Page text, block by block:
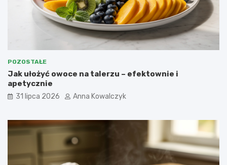
POZOSTAŁE
Jak ułożyć owoce na talerzu – efektownie i
apetycznie
31 lipca 2026 Anna Kowalczyk